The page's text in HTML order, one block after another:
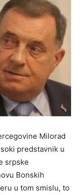
Milorad
predstavnik u
srpske
Bonskih
u tom smislu, to